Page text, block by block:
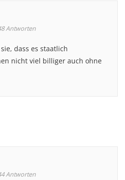
Antworten
dass es staatlich
nicht viel billiger auch ohne
Antworten